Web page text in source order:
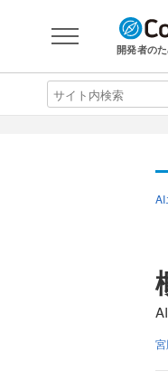
開発者の